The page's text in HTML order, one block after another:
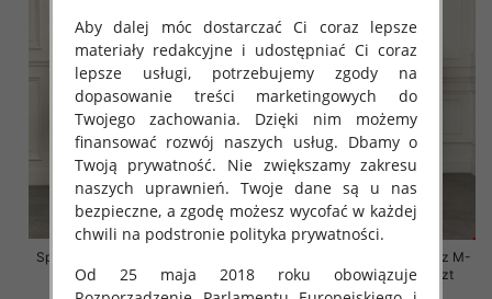
Spodnie damskie jeansy Roz M-
3XL, 1 Kolor Paczka 12 szt
Spodnie damskie jeansy Roz M-
3XL, 1 Kolor Paczka 12 szt
Aby dalej móc dostarczać Ci coraz lepsze
materiały redakcyjne i udostępniać Ci coraz
lepsze usługi, potrzebujemy zgody na
dopasowanie treści marketingowych do
Twojego zachowania. Dzięki nim możemy
finansować rozwój naszych usług. Dbamy o
Twoją prywatność. Nie zwiększamy zakresu
naszych uprawnień. Twoje dane są u nas
bezpieczne, a zgodę możesz wycofać w każdej
chwili na podstronie polityka prywatności.
Od 25 maja 2018 roku obowiązuje